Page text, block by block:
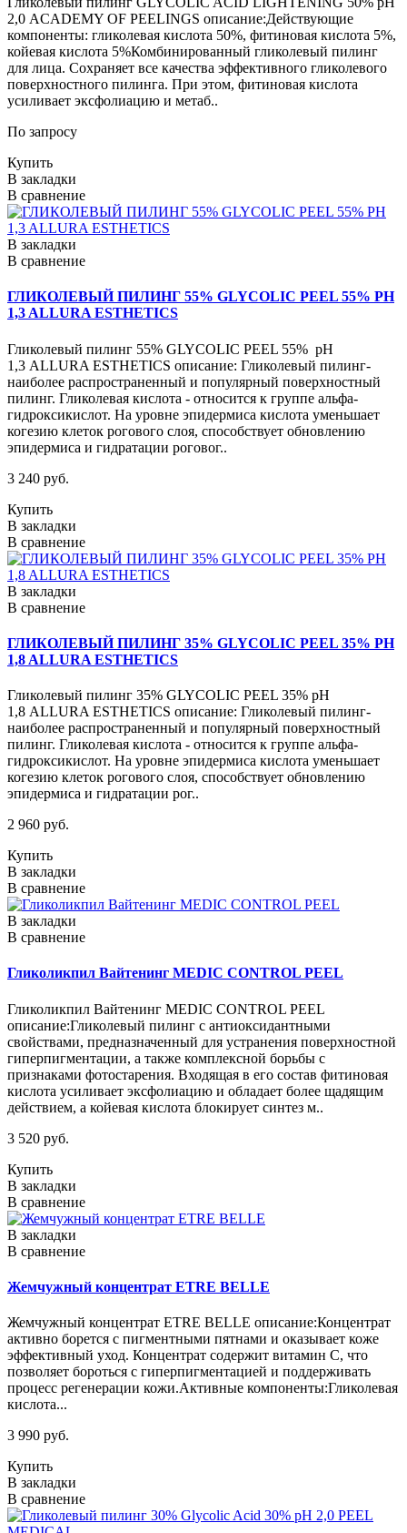
2,0 ACADEMY OF PEELINGS описание:Действующие
компоненты: гликолевая кислота 50%, фитиновая кислота 5%,
койевая кислота 5%Комбинированный гликолевый пилинг
для лица. Сохраняет все качества эффективного гликолевого
поверхностного пилинга. При этом, фитиновая кислота
усиливает эксфолиацию и метаб..
По запросу
Купить
В закладки
В сравнение
В закладки
В сравнение
ГЛИКОЛЕВЫЙ ПИЛИНГ 55% GLYCOLIC PEEL 55% PH
1,3 ALLURA ESTHETICS
Гликолевый пилинг 55% GLYCOLIC PEEL 55% pH
1,3 ALLURA ESTHETICS описание: Гликолевый пилинг-
наиболее распространенный и популярный поверхностный
пилинг. Гликолевая кислота - относится к группе альфа-
гидроксикислот. На уровне эпидермиса кислота уменьшает
когезию клеток рогового слоя, способствует обновлению
эпидермиса и гидратации роговог..
3 240 руб.
Купить
В закладки
В сравнение
В закладки
В сравнение
ГЛИКОЛЕВЫЙ ПИЛИНГ 35% GLYCOLIC PEEL 35% PH
1,8 ALLURA ESTHETICS
Гликолевый пилинг 35% GLYCOLIC PEEL 35% pH
1,8 ALLURA ESTHETICS описание: Гликолевый пилинг-
наиболее распространенный и популярный поверхностный
пилинг. Гликолевая кислота - относится к группе альфа-
гидроксикислот. На уровне эпидермиса кислота уменьшает
когезию клеток рогового слоя, способствует обновлению
эпидермиса и гидратации рог..
2 960 руб.
Купить
В закладки
В сравнение
В закладки
В сравнение
Гликоликпил Вайтенинг MEDIC CONTROL PEEL
Гликоликпил Вайтенинг MEDIC CONTROL PEEL
описание:Гликолевый пилинг с антиоксидантными
свойствами, предназначенный для устранения поверхностной
гиперпигментации, а также комплексной борьбы с
признаками фотостарения. Входящая в его состав фитиновая
кислота усиливает эксфолиацию и обладает более щадящим
действием, а койевая кислота блокирует синтез м..
3 520 руб.
Купить
В закладки
В сравнение
В закладки
В сравнение
Жемчужный концентрат ETRE BELLE
Жемчужный концентрат ETRE BELLE описание:Концентрат
активно борется с пигментными пятнами и оказывает коже
эффективный уход. Концентрат содержит витамин С, что
позволяет бороться с гиперпигментацией и поддерживать
процесс регенерации кожи.Активные компоненты:Гликолевая
кислота...
3 990 руб.
Купить
В закладки
В сравнение